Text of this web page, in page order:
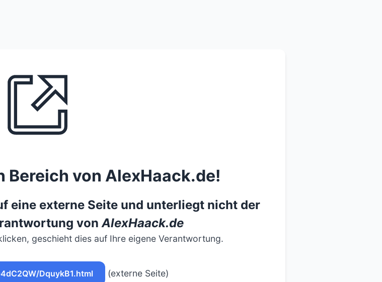
Bereich von AlexHaack.de!
eine externe Seite und unterliegt nicht der
vonAlexHaack.de
geschieht dies auf Ihre eigene Verantwortung.
DquykB1.html (externe Seite)